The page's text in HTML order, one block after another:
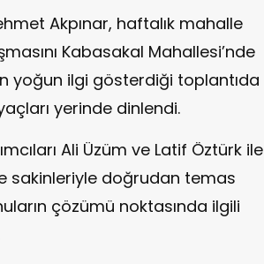
Akpınar, haftalık mahalle
Kabasakal Mahallesi’nde
yoğun ilgi gösterdiği toplantıda
yerinde dinlendi.
Ali Üzüm ve Latif Öztürk ile
sakinleriyle doğrudan temas
çözümü noktasında ilgili